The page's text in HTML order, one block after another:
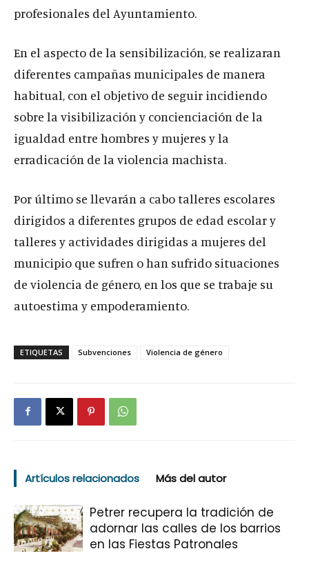
profesionales del Ayuntamiento.
En el aspecto de la sensibilización, se realizaran
diferentes campañas municipales de manera
habitual, con el objetivo de seguir incidiendo
sobre la visibilización y concienciación de la
igualdad entre hombres y mujeres y la
erradicación de la violencia machista.
Por último se llevarán a cabo talleres escolares
dirigidos a diferentes grupos de edad escolar y
talleres y actividades dirigidas a mujeres del
municipio que sufren o han sufrido situaciones
de violencia de género, en los que se trabaje su
autoestima y empoderamiento.
ETIQUETAS Subvenciones Violencia de género
Artículos relacionados Más del autor
Petrer recupera la tradición de
adornar las calles de los barrios
en las Fiestas Patronales